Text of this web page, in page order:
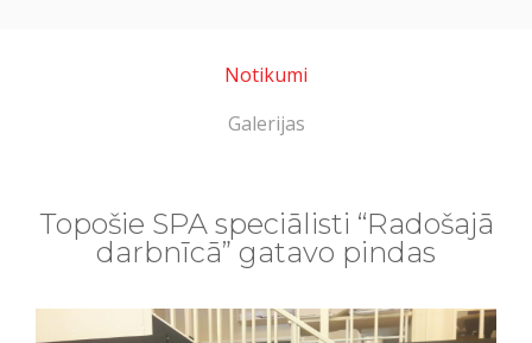
Notikumi
Galerijas
Topošie SPA speciālisti “Radošajā
darbnīcā” gatavo pindas